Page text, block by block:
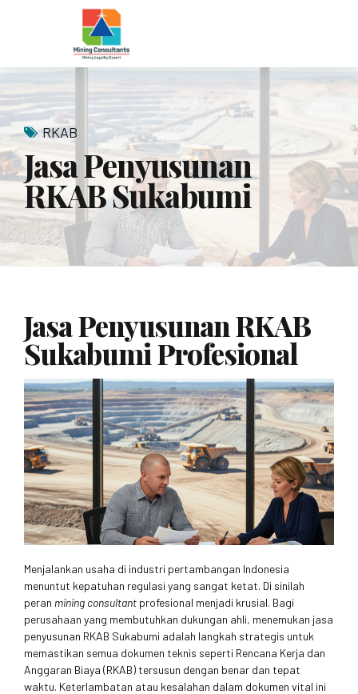
RKAB
Jasa Penyusunan
RKAB Sukabumi
Jasa Penyusunan RKAB
Sukabumi Profesional
Menjalankan usaha di industri pertambangan Indonesia
menuntut kepatuhan regulasi yang sangat ketat. Di sinilah
peran mining consultant profesional menjadi krusial. Bagi
perusahaan yang membutuhkan dukungan ahli, menemukan jasa
penyusunan RKAB Sukabumi adalah langkah strategis untuk
memastikan semua dokumen teknis seperti Rencana Kerja dan
Anggaran Biaya (RKAB) tersusun dengan benar dan tepat
waktu. Keterlambatan atau kesalahan dalam dokumen vital ini